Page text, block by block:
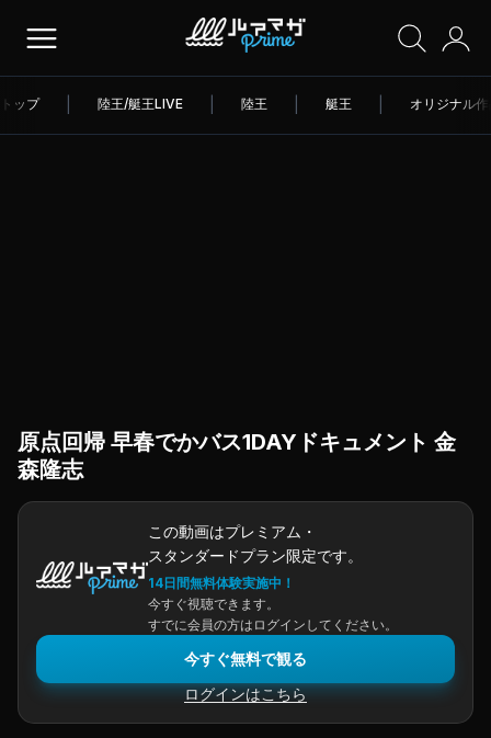
トップ 陸王/艇王LIVE 陸王 艇王 オリジナル
原点回帰 早春でかバス1DAYドキュメント 金
森隆志
この動画はプレミアム・
スタンダードプラン限定です。
14日間無料体験実施中！
今すぐ視聴できます。
すでに会員の方はログインしてください。
今すぐ無料で観る
ログインはこちら